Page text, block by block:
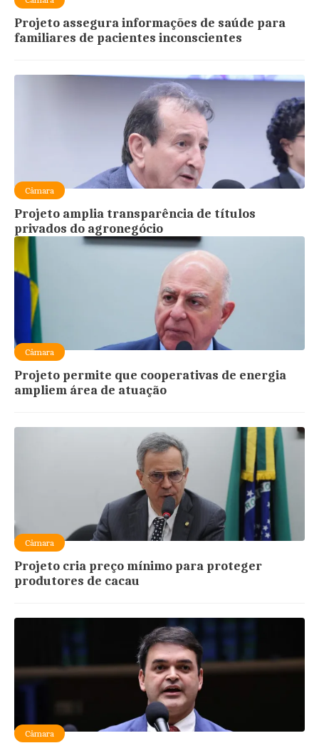
Projeto assegura informações de saúde para
familiares de pacientes inconscientes
Câmara
Projeto amplia transparência de títulos
privados do agronegócio
Câmara
Projeto permite que cooperativas de energia
ampliem área de atuação
Câmara
Projeto cria preço mínimo para proteger
produtores de cacau
Câmara